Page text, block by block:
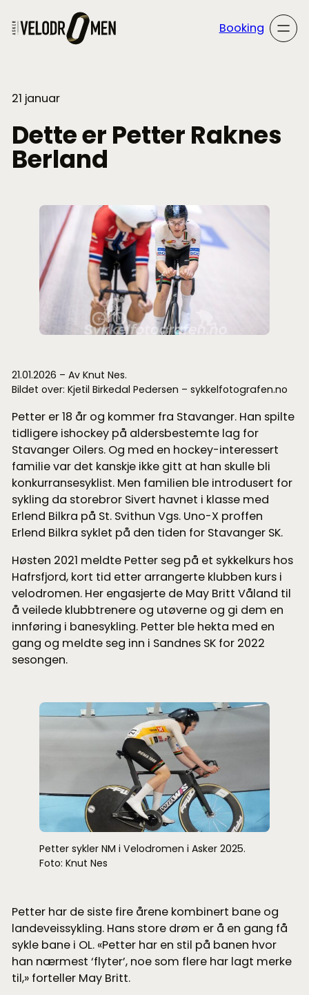
innhold
Booking
21 januar
Dette er Petter Raknes
Berland
21.01.2026 – Av Knut Nes.
Bildet over: Kjetil Birkedal Pedersen – sykkelfotografen.no
Petter er 18 år og kommer fra Stavanger. Han spilte
tidligere ishockey på aldersbestemte lag for
Stavanger Oilers. Og med en hockey-interessert
familie var det kanskje ikke gitt at han skulle bli
konkurransesyklist. Men familien ble introdusert for
sykling da storebror Sivert havnet i klasse med
Erlend Bilkra på St. Svithun Vgs. Uno-X proffen
Erlend Bilkra syklet på den tiden for Stavanger SK.
Høsten 2021 meldte Petter seg på et sykkelkurs hos
Hafrsfjord, kort tid etter arrangerte klubben kurs i
velodromen. Her engasjerte de May Britt Våland til
å veilede klubbtrenere og utøverne og gi dem en
innføring i banesykling. Petter ble hekta med en
gang og meldte seg inn i Sandnes SK for 2022
sesongen.
Petter sykler NM i Velodromen i Asker 2025.
Foto: Knut Nes
Petter har de siste fire årene kombinert bane og
landeveissykling. Hans store drøm er å en gang få
sykle bane i OL. «Petter har en stil på banen hvor
han nærmest ‘flyter’, noe som flere har lagt merke
til,» forteller May Britt.